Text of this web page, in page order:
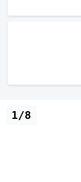
1/8